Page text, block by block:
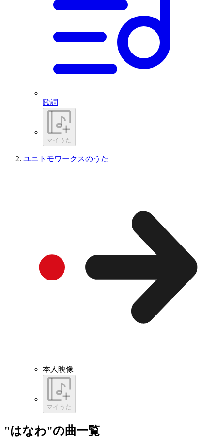
歌詞
マイうた
ユニトモワークスのうた
本人映像
マイうた
"はなわ"の曲一覧